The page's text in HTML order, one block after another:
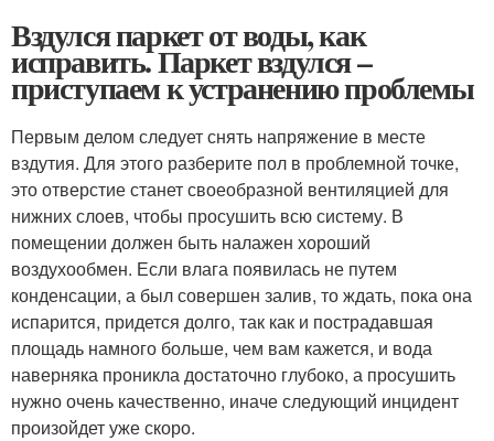
Вздулся паркет от воды, как
исправить. Паркет вздулся –
приступаем к устранению проблемы
Первым делом следует снять напряжение в месте
вздутия. Для этого разберите пол в проблемной точке,
это отверстие станет своеобразной вентиляцией для
нижних слоев, чтобы просушить всю систему. В
помещении должен быть налажен хороший
воздухообмен. Если влага появилась не путем
конденсации, а был совершен залив, то ждать, пока она
испарится, придется долго, так как и пострадавшая
площадь намного больше, чем вам кажется, и вода
наверняка проникла достаточно глубоко, а просушить
нужно очень качественно, иначе следующий инцидент
произойдет уже скоро.